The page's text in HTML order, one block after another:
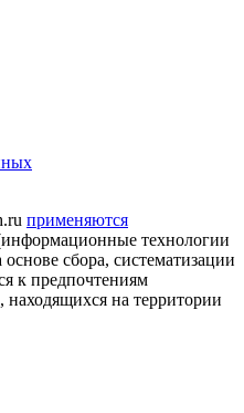
применяются
технологии
сбора, систематизации
к предпочтениям
находящихся на территории